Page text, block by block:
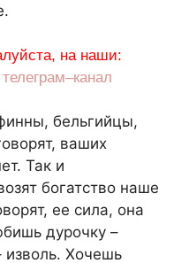
на наши:
телеграм–канал
бельгийцы,
ваших
Так и
богатство наше
ее сила, она
дурочку –
Хочешь